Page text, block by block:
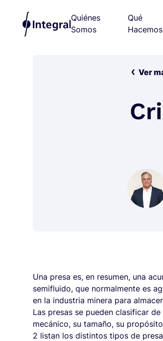
Quiénes
Somos
Qué
Hacemos
Ver
Una presa es, en resumen, una
semifluido, que normalmente es
en la industria minera para
Las presas se pueden clasificar
mecánico, su tamaño, su
2 listan los distintos tipos de